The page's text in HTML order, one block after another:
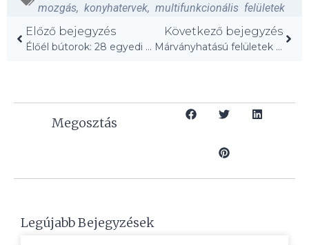
mozgás, konyhatervek, multifunkcionális felületek
Előző bejegyzés
Élőél bútorok: 28 egyedi dizájn, ami elvarázsol!
Következő bejegyzés
Márványhatású felületek és sárgaréz csaptelepek váltották a barnát!
Megosztás
Legújabb Bejegyzések